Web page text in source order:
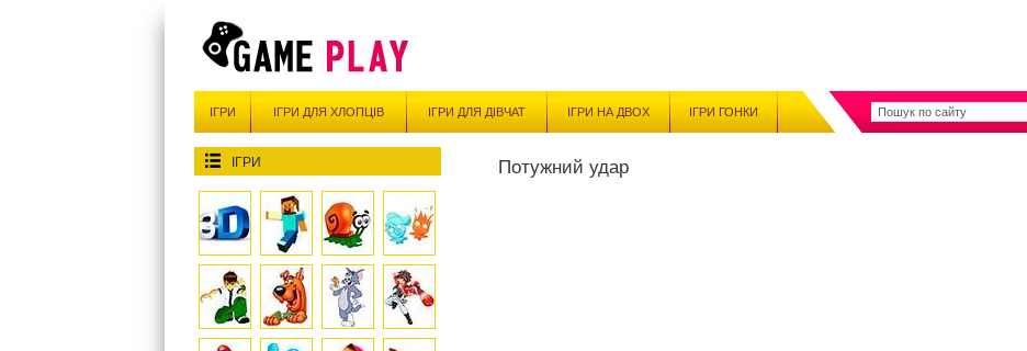
ІГРИ ІГРИ ДЛЯ ХЛОПЦІВ ІГРИ ДЛЯ ДІВЧАТ ІГРИ НА ДВОХ ІГРИ ГОНКИ
ІГРИ Потужний удар